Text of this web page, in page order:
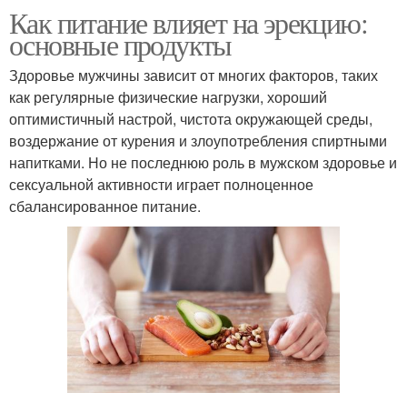
Как питание влияет на эрекцию:
основные продукты
Здоровье мужчины зависит от многих факторов, таких
как регулярные физические нагрузки, хороший
оптимистичный настрой, чистота окружающей среды,
воздержание от курения и злоупотребления спиртными
напитками. Но не последнюю роль в мужском здоровье и
сексуальной активности играет полноценное
сбалансированное питание.